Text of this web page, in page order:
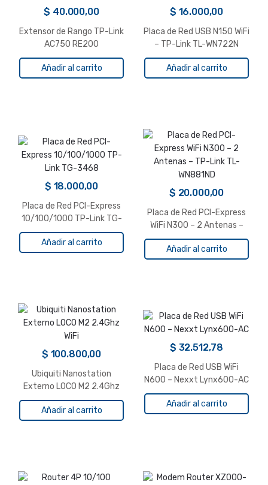
$ 40.000,00
Extensor de Rango TP-Link
AC750 RE200
Añadir al carrito
$ 16.000,00
Placa de Red USB N150 WiFi
– TP-Link TL-WN722N
Añadir al carrito
$ 18.000,00
Placa de Red PCI-Express
10/100/1000 TP-Link TG-
3468
Añadir al carrito
$ 20.000,00
Placa de Red PCI-Express
WiFi N300 – 2 Antenas –
TP-Link TL-WN881ND
Añadir al carrito
$ 100.800,00
Ubiquiti Nanostation
Externo LOCO M2 2.4Ghz
WiFi
Añadir al carrito
$ 32.512,78
Placa de Red USB WiFi
N600 – Nexxt Lynx600-AC
Añadir al carrito